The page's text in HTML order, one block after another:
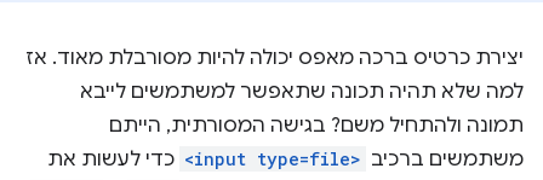
יצירת כרטיס ברכה מאפס יכולה להיות מסורבלת מאוד. אז
למה שלא תהיה תכונה שתאפשר למשתמשים לייבא
תמונה ולהתחיל משם? בגישה המסורתית, הייתם
משתמשים ברכיב <input type=file> כדי לעשות את